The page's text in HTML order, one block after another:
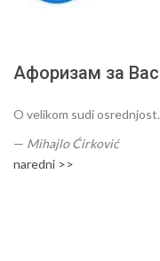
Афоризам за Вас
O velikom sudi osrednjost.
— Mihajlo Ćirković
naredni >>